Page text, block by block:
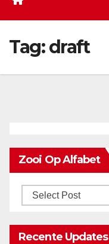
Tag:draft
Zooi Op Alfabet
Recente Updates